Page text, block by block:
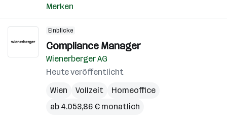
Merken
Einblicke
Compliance Manager
Wienerberger AG
Heute veröffentlicht
Wien
Vollzeit
Homeoffice
ab 4.053,86 € monatlich